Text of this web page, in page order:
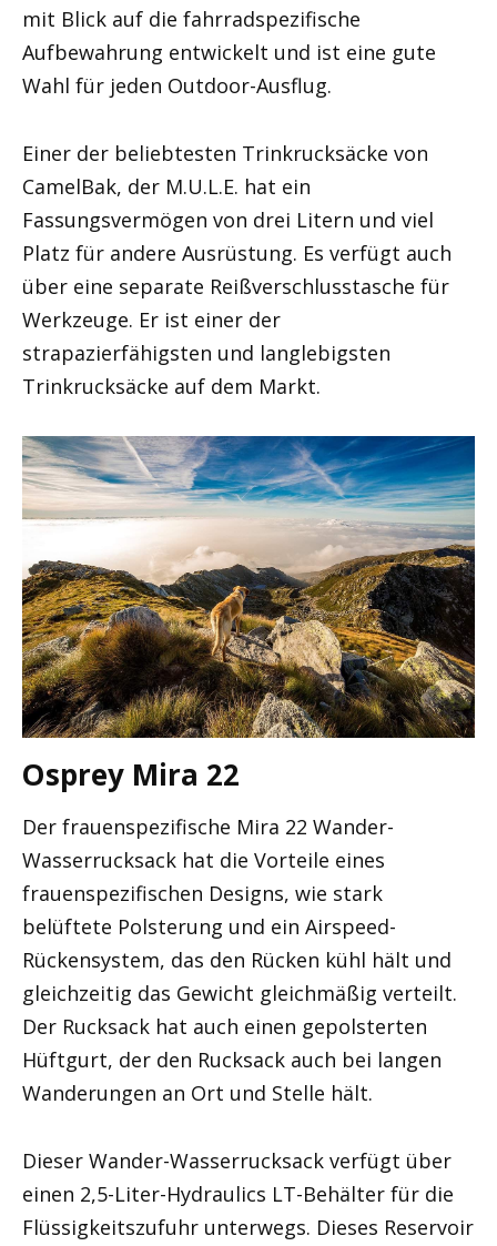
mit Blick auf die fahrradspezifische
Aufbewahrung entwickelt und ist eine gute
Wahl für jeden Outdoor-Ausflug.
Einer der beliebtesten Trinkrucksäcke von
CamelBak, der M.U.L.E. hat ein
Fassungsvermögen von drei Litern und viel
Platz für andere Ausrüstung. Es verfügt auch
über eine separate Reißverschlusstasche für
Werkzeuge. Er ist einer der
strapazierfähigsten und langlebigsten
Trinkrucksäcke auf dem Markt.
Osprey Mira 22
Der frauenspezifische Mira 22 Wander-
Wasserrucksack hat die Vorteile eines
frauenspezifischen Designs, wie stark
belüftete Polsterung und ein Airspeed-
Rückensystem, das den Rücken kühl hält und
gleichzeitig das Gewicht gleichmäßig verteilt.
Der Rucksack hat auch einen gepolsterten
Hüftgurt, der den Rucksack auch bei langen
Wanderungen an Ort und Stelle hält.
Dieser Wander-Wasserrucksack verfügt über
einen 2,5-Liter-Hydraulics LT-Behälter für die
Flüssigkeitszufuhr unterwegs. Dieses Reservoir